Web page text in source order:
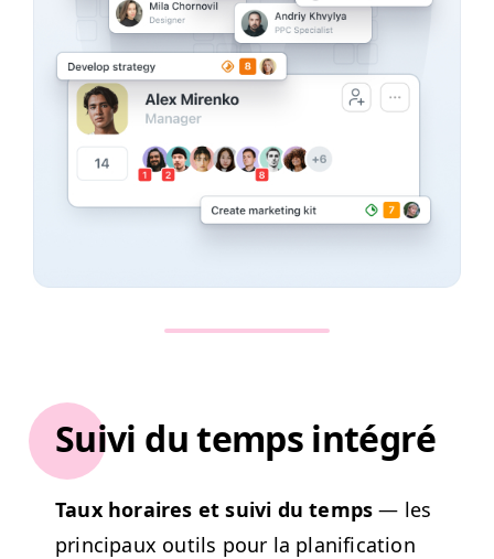
Suivi du temps intégré
Taux horaires et suivi du temps— les
prin­ci­paux out­ils pour la plan­i­fi­ca­tion